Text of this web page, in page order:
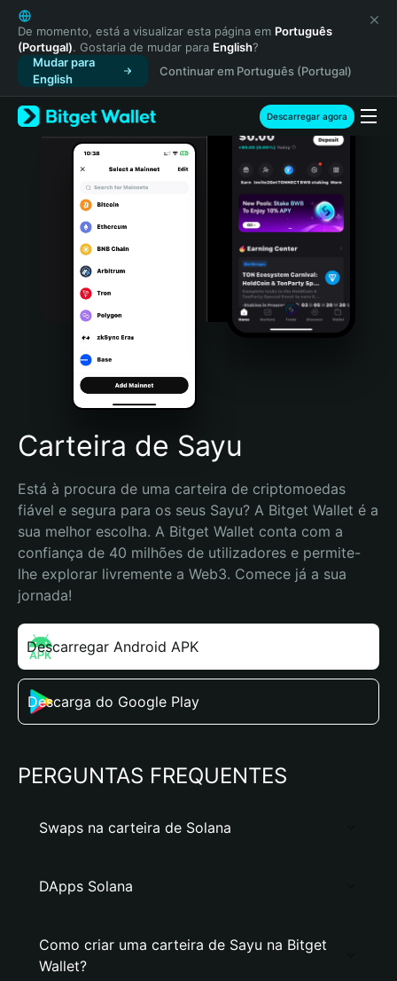
English
日本語
Tiếng Việt
Русский
Español (Latinoamérica)
Türkçe
Italiano
Português (Portugal)
Bahasa Indonesia
Português (Brasil)
Español (Argentina)
De momento, está a visualizar esta página em Português
(Portugal). Gostaria de mudar para English?
Mudar para
English
Continuar em Português (Portugal)
Descarregar agora
Carteira de Sayu
Está à procura de uma carteira de criptomoedas
fiável e segura para os seus Sayu? A Bitget Wallet é a
sua melhor escolha. A Bitget Wallet conta com a
confiança de 40 milhões de utilizadores e permite-
lhe explorar livremente a Web3. Comece já a sua
jornada!
Descarregar Android APK
Descarga do Google Play
PERGUNTAS FREQUENTES
Swaps na carteira de Solana
DApps Solana
Como criar uma carteira de Sayu na Bitget
Wallet?